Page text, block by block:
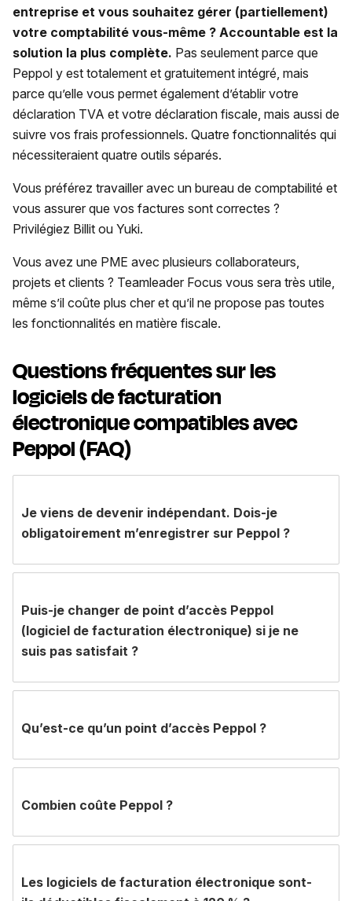
entreprise et vous souhaitez gérer (partiellement)
votre comptabilité vous-même ? Accountable est la
solution la plus complète. Pas seulement parce que
Peppol y est totalement et gratuitement intégré, mais
parce qu’elle vous permet également d’établir votre
déclaration TVA et votre déclaration fiscale, mais aussi de
suivre vos frais professionnels. Quatre fonctionnalités qui
nécessiteraient quatre outils séparés.
Vous préférez travailler avec un bureau de comptabilité et
vous assurer que vos factures sont correctes ?
Privilégiez Billit ou Yuki.
Vous avez une PME avec plusieurs collaborateurs,
projets et clients ? Teamleader Focus vous sera très utile,
même s’il coûte plus cher et qu’il ne propose pas toutes
les fonctionnalités en matière fiscale.
Questions fréquentes sur les
logiciels de facturation
électronique compatibles avec
Peppol (FAQ)
Je viens de devenir indépendant. Dois-je
obligatoirement m’enregistrer sur Peppol ?
Puis-je changer de point d’accès Peppol
(logiciel de facturation électronique) si je ne
suis pas satisfait ?
Qu’est-ce qu’un point d’accès Peppol ?
Combien coûte Peppol ?
Les logiciels de facturation électronique sont-